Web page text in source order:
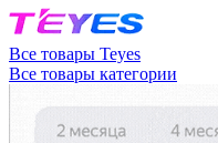
Все товары Teyes
Все товары категории